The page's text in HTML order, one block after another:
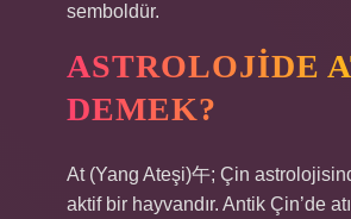
semboldür.
ASTROLOJIDE
DEMEK?
At (Yang Ateşi)午; Çin
aktif bir hayvandır. Antik Çin’de